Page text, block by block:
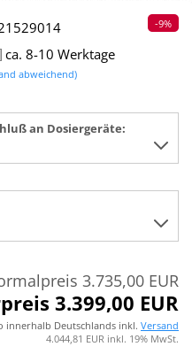
-9%
ca. 8-10 Werktage
abweichend)
an Dosiergeräte:
3.735,00 EUR
3.399,00 EUR
innerhalb Deutschlands inkl. Versand
4.044,81 EUR inkl. 19% MwSt.